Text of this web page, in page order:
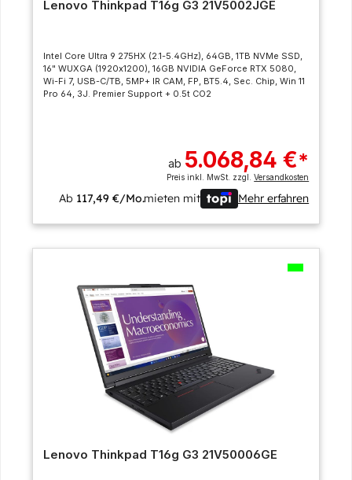
Lenovo Thinkpad T16g G3 21V5002JGE
Intel Core Ultra 9 275HX (2.1-5.4GHz), 64GB, 1TB NVMe SSD,
16" WUXGA (1920x1200), 16GB NVIDIA GeForce RTX 5080,
Wi-Fi 7, USB-C/TB, 5MP+ IR CAM, FP, BT5.4, Sec. Chip, Win 11
Pro 64, 3J. Premier Support + 0.5t CO2
ab 5.068,84 €*
Preis inkl. MwSt. zzgl.Versandkosten
Ab 117,49 €/Mo.mieten mit Mehr erfahren
Lenovo Thinkpad T16g G3 21V50006GE